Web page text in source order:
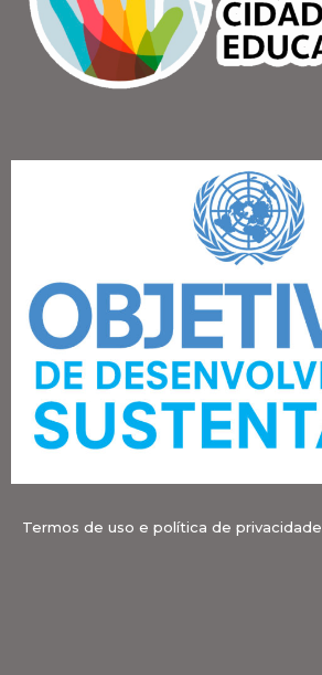
Termos de uso e política de privacidade